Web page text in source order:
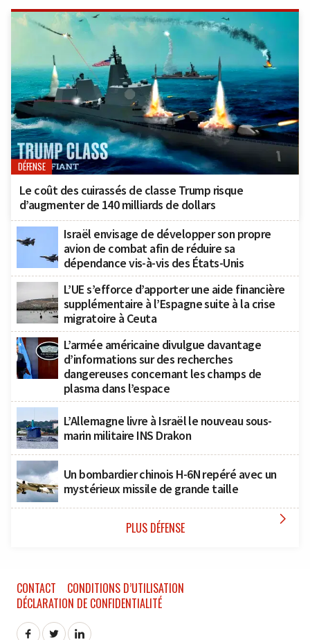
DÉFENSE
Le coût des cuirassés de classe Trump risque
d’augmenter de 140 milliards de dollars
Israël envisage de développer son propre
avion de combat afin de réduire sa
dépendance vis-à-vis des États-Unis
L’UE s’efforce d’apporter une aide financière
supplémentaire à l’Espagne suite à la crise
migratoire à Ceuta
L’armée américaine divulgue davantage
d’informations sur des recherches
dangereuses concernant les champs de
plasma dans l’espace
L’Allemagne livre à Israël le nouveau sous-
marin militaire INS Drakon
Un bombardier chinois H-6N repéré avec un
mystérieux missile de grande taille
PLUS DÉFENSE 
CONTACT
CONDITIONS D’UTILISATION
DÉCLARATION DE CONFIDENTIALITÉ